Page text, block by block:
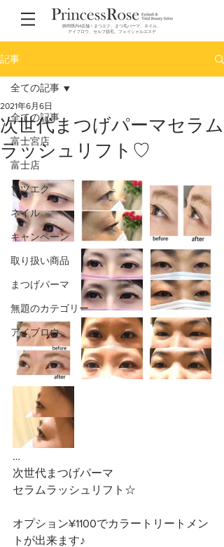
静岡県内4店舗！まつエク、まつ毛パーマ、ネイル、
アイブロウ、セルフ脱毛、フェイシャルエステ
記事
全ての記事
富士宮店
富士店
マツエク
ネイル
キャンペーン
取り扱い商品
まつげパーマ
無題のカテゴリー
アイブロウ
全ての記事
次世代まつげパーマセラム
ラッシュリフト♡
2021年6月6日
…
次世代まつげパーマ
セラムラッシュリフト☆
オプション¥1100でカラートリートメン
トが出来ます♪